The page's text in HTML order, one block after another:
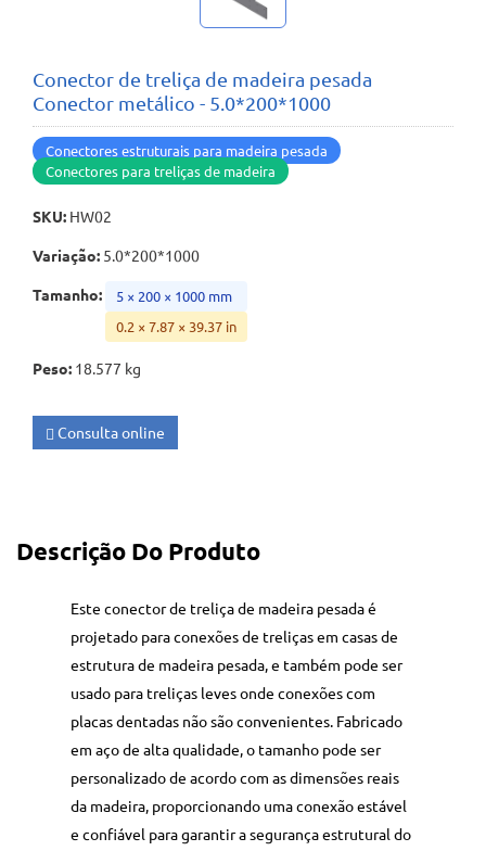
Conector de treliça de madeira pesada
Conector metálico - 5.0*200*1000
Conectores estruturais para madeira pesada
Conectores para treliças de madeira
SKU: HW02
Variação: 5.0*200*1000
Tamanho:
5 × 200 × 1000 mm
0.2 × 7.87 × 39.37 in
Peso: 18.577 kg
Consulta online
Descrição Do Produto
Este conector de treliça de madeira pesada é
projetado para conexões de treliças em casas de
estrutura de madeira pesada, e também pode ser
usado para treliças leves onde conexões com
placas dentadas não são convenientes. Fabricado
em aço de alta qualidade, o tamanho pode ser
personalizado de acordo com as dimensões reais
da madeira, proporcionando uma conexão estável
e confiável para garantir a segurança estrutural do